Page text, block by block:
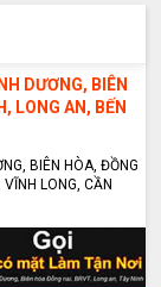
DƯƠNG, BIÊN
LONG AN, BẾN
BIÊN HÒA, ĐỒNG
LONG, CẦN